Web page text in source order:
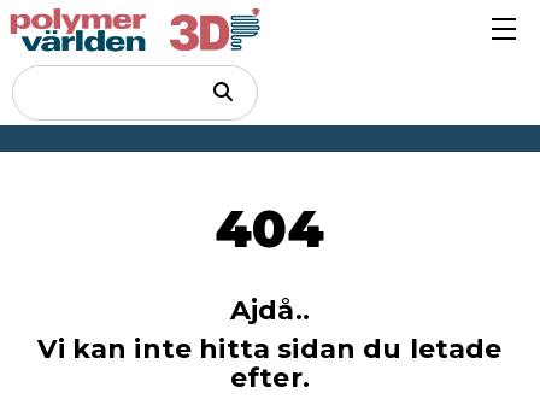
404
Ajdå..
Vi kan inte hitta sidan du letade
efter.